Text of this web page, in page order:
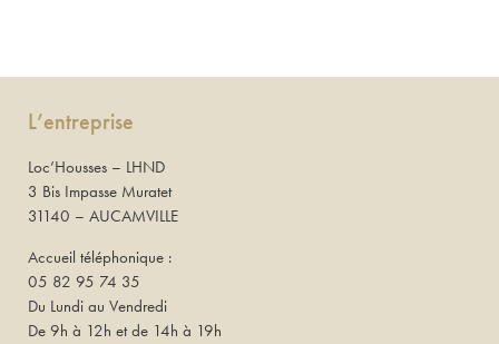
L’entreprise
Loc’Housses – LHND
3 Bis Impasse Muratet
31140 – AUCAMVILLE
Accueil téléphonique :
05 82 95 74 35
Du Lundi au Vendredi
De 9h à 12h et de 14h à 19h